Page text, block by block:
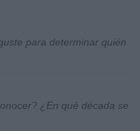
para determinar quién
¿En qué década se